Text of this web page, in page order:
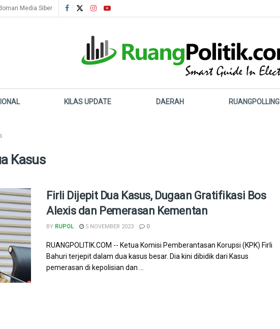
Media Siber
KILAS UPDATE DAERAH RUANGPOLLING
Kasus
Firli Dijepit Dua Kasus, Dugaan Gratifikasi Bos
Alexis dan Pemerasan Kementan
BY RUPOL 5 NOVEMBER 2023 0
RUANGPOLITIK.COM -- Ketua Komisi Pemberantasan Korupsi (KPK) Firli
Bahuri terjepit dalam dua kasus besar. Dia kini dibidik dari Kasus
pemerasan di kepolisian dan ...